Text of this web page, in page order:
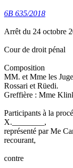
6B 635/2018
Arrêt du 24 octobre
Cour de droit pénal
Composition
MM. et Mme les
Rossari et Rüedi.
Greffière : Mme
Participants à la
X.________,
représenté par Me
recourant,
contre